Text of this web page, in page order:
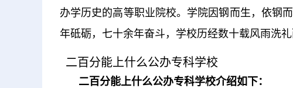
办学历史的高等职业院校。学院因钢而生，依钢
年砥砺，七十余年奋斗，学校历经数十载风雨洗礼
二百分能上什么公办专科学校
二百分能上什么公办专科学校介绍如下：